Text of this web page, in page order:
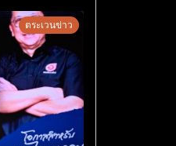
ตระเวนข่าว